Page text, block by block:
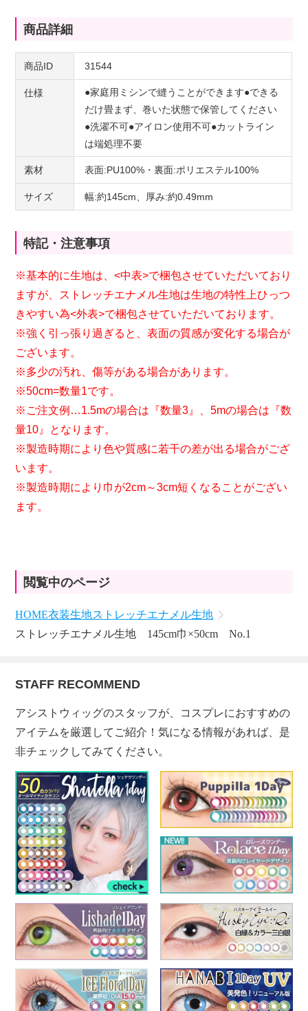
商品詳細
商品ID 31544
仕様
●家庭用ミシンで縫うことができます●できる
だけ畳まず、巻いた状態で保管してください
●洗濯不可●アイロン使用不可●カットライン
は端処理不要
素材 表面:PU100%・裏面:ポリエステル100%
サイズ 幅:約145cm、厚み:約0.49mm
特記・注意事項
※基本的に生地は、<中表>で梱包させていただいており
ますが、ストレッチエナメル生地は生地の特性上ひっつ
きやすい為<外表>で梱包させていただいております。
※強く引っ張り過ぎると、表面の質感が変化する場合が
ございます。
※多少の汚れ、傷等がある場合があります。
※50cm=数量1です。
※ご注文例…1.5mの場合は『数量3』、5mの場合は『数
量10』となります。
※製造時期により色や質感に若干の差が出る場合がござ
います。
※製造時期により巾が2cm～3cm短くなることがござい
ます。
閲覧中のページ
HOME衣装生地ストレッチエナメル生地
ストレッチエナメル生地 145cm巾×50cm No.1
STAFF RECOMMEND
アシストウィッグのスタッフが、コスプレにおすすめの
アイテムを厳選してご紹介！気になる情報があれば、是
非チェックしてみてください。